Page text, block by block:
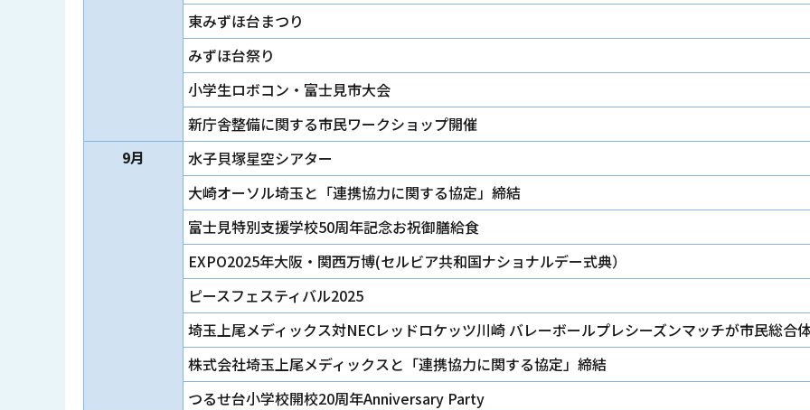
東みずほ台まつり
みずほ台祭り
小学生ロボコン・富士見市大会
新庁舎整備に関する市民ワークショップ開催
9月
水子貝塚星空シアター
大崎オーソル埼玉と「連携協力に関する協定」締結
富士見特別支援学校50周年記念お祝御膳給食
EXPO2025年大阪・関西万博(セルビア共和国ナショナルデー式典）
ピースフェスティバル2025
埼玉上尾メディックス対NECレッドロケッツ川崎 バレーボールプレシーズンマッチが市民総合
株式会社埼玉上尾メディックスと「連携協力に関する協定」締結
つるせ台小学校開校20周年Anniversary Party